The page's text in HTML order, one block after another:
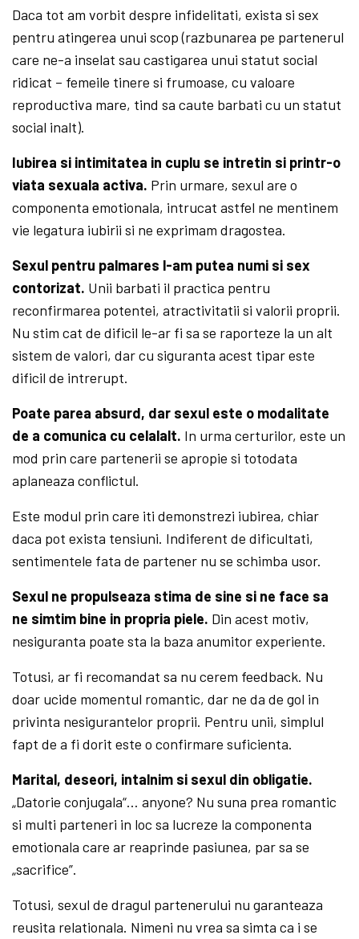
Daca tot am vorbit despre infidelitati, exista si sex
pentru atingerea unui scop (razbunarea pe partenerul
care ne-a inselat sau castigarea unui statut social
ridicat – femeile tinere si frumoase, cu valoare
reproductiva mare, tind sa caute barbati cu un statut
social inalt).
Iubirea si intimitatea in cuplu se intretin si printr-o
viata sexuala activa. Prin urmare, sexul are o
componenta emotionala, intrucat astfel ne mentinem
vie legatura iubirii si ne exprimam dragostea.
Sexul pentru palmares l-am putea numi si sex
contorizat. Unii barbati il practica pentru
reconfirmarea potentei, atractivitatii si valorii proprii.
Nu stim cat de dificil le-ar fi sa se raporteze la un alt
sistem de valori, dar cu siguranta acest tipar este
dificil de intrerupt.
Poate parea absurd, dar sexul este o modalitate
de a comunica cu celalalt. In urma certurilor, este un
mod prin care partenerii se apropie si totodata
aplaneaza conflictul.
Este modul prin care iti demonstrezi iubirea, chiar
daca pot exista tensiuni. Indiferent de dificultati,
sentimentele fata de partener nu se schimba usor.
Sexul ne propulseaza stima de sine si ne face sa
ne simtim bine in propria piele. Din acest motiv,
nesiguranta poate sta la baza anumitor experiente.
Totusi, ar fi recomandat sa nu cerem feedback. Nu
doar ucide momentul romantic, dar ne da de gol in
privinta nesigurantelor proprii. Pentru unii, simplul
fapt de a fi dorit este o confirmare suficienta.
Marital, deseori, intalnim si sexul din obligatie.
„Datorie conjugala“… anyone? Nu suna prea romantic
si multi parteneri in loc sa lucreze la componenta
emotionala care ar reaprinde pasiunea, par sa se
„sacrifice”.
Totusi, sexul de dragul partenerului nu garanteaza
reusita relationala. Nimeni nu vrea sa simta ca i se